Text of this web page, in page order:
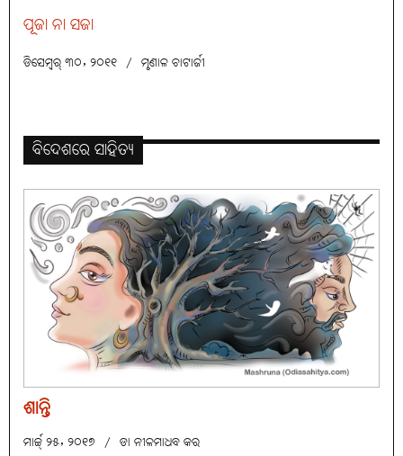
ପୂଜା ନା ସଜା
ଡିସେମ୍ବର୍ ୩୦, ୨୦୧୧ / ମୃଣାଳ ଚାଟାର୍ଜୀ
ବିଦେଶରେ ସାହିତ୍ୟ
ଶାନ୍ତି
ମାର୍ଚ୍ଚ୍ ୨୫, ୨୦୧୭ / ଡା ନୀଳମାଧବ କର